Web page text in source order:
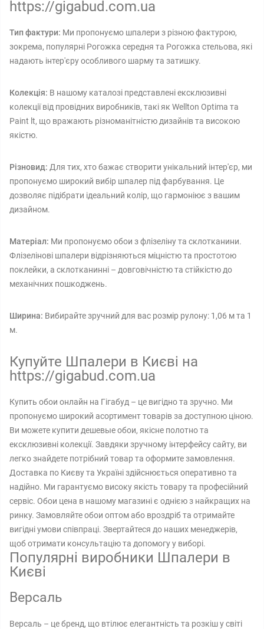
https://gigabud.com.ua
Тип фактури: Ми пропонуємо шпалери з різною фактурою,
зокрема, популярні Рогожка середня та Рогожка стельова, які
надають інтер'єру особливого шарму та затишку.
Колекція: В нашому каталозі представлені ексклюзивні
колекції від провідних виробників, такі як Wellton Optima та
Paint lt, що вражають різноманітністю дизайнів та високою
якістю.
Різновид: Для тих, хто бажає створити унікальний інтер'єр, ми
пропонуємо широкий вибір шпалер під фарбування. Це
дозволяє підібрати ідеальний колір, що гармоніює з вашим
дизайном.
Матеріал: Ми пропонуємо обои з флізеліну та склотканини.
Флізелінові шпалери відрізняються міцністю та простотою
поклейки, а склотканинні – довговічністю та стійкістю до
механічних пошкоджень.
Ширина: Вибирайте зручний для вас розмір рулону: 1,06 м та 1
м.
Купуйте Шпалери в Києві на
https://gigabud.com.ua
Купить обои онлайн на Гігабуд – це вигідно та зручно. Ми
пропонуємо широкий асортимент товарів за доступною ціною.
Ви можете купити дешевые обои, якісне полотно та
ексклюзивні колекції. Завдяки зручному інтерфейсу сайту, ви
легко знайдете потрібний товар та оформите замовлення.
Доставка по Києву та Україні здійснюється оперативно та
надійно. Ми гарантуємо високу якість товару та професійний
сервіс. Обои цена в нашому магазині є однією з найкращих на
ринку. Замовляйте обои оптом або вроздріб та отримайте
вигідні умови співпраці. Звертайтеся до наших менеджерів,
щоб отримати консультацію та допомогу у виборі.
Популярні виробники Шпалери в
Києві
Версаль
Версаль – це бренд, що втілює елегантність та розкіш у світі